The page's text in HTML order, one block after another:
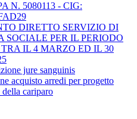
N. 5080113 - CIG:
DIRETTO SERVIZIO DI
SOCIALE PER IL PERIODO
TRA IL 4 MARZO ED IL 30
jure sanguinis
acquisto arredi per progetto
cariparo